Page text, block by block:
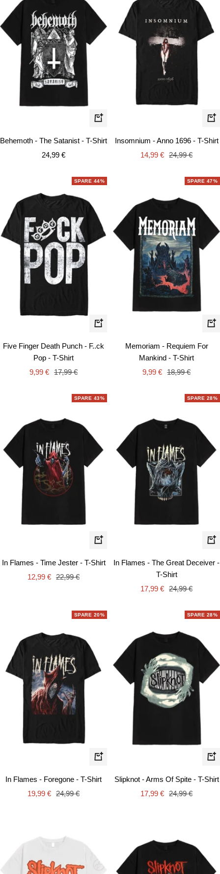
Schnellansicht
Behemoth - The Satanist - T-Shirt
Angebotspreis
24,99 €
Insomnium - Anno 1696 - T-Shirt
Angebotspreis
14,99 € Regulärer
24,99 €
SPARE 44%
Schnellansicht
Five Finger Death Punch - F..ck
Pop - T-Shirt
Angebotspreis
9,99 € Regulärer
17,99 €
SPARE 47%
Memoriam - Requiem For
Mankind - T-Shirt
Angebotspreis
9,99 € Regulärer
18,99 €
SPARE 43%
Schnellansicht
In Flames - Time Jester - T-Shirt
Angebotspreis
12,99 € Regulärer
22,99 €
SPARE 28%
In Flames - The Great Deceiver -
T-Shirt
Angebotspreis
17,99 € Regulärer
24,99 €
SPARE 20%
Schnellansicht
In Flames - Foregone - T-Shirt
Angebotspreis
19,99 € Regulärer
24,99 €
SPARE 28%
Slipknot - Arms Of Spite - T-Shirt
Angebotspreis
17,99 € Regulärer
24,99 €